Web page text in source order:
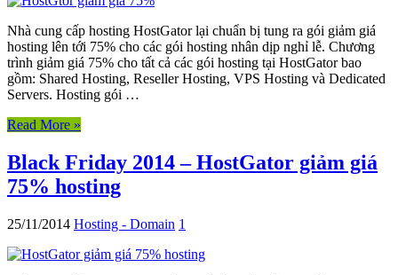
Nhà cung cấp hosting HostGator lại chuẩn bị tung ra gói giảm giá
hosting lên tới 75% cho các gói hosting nhân dịp nghỉ lễ. Chương
trình giảm giá 75% cho tất cả các gói hosting tại HostGator bao
gồm: Shared Hosting, Reseller Hosting, VPS Hosting và Dedicated
Servers. Hosting gói …
Read More »
Black Friday 2014 – HostGator giảm giá
75% hosting
25/11/2014 Hosting - Domain 1